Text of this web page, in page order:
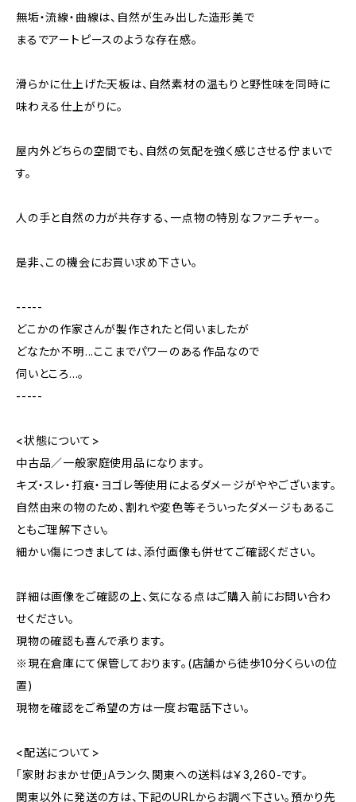
無垢・流線・曲線は、自然が生み出した造形美で
まるでアートピースのような存在感。
滑らかに仕上げた天板は、自然素材の温もりと野性味を同時に
味わえる仕上がりに。
屋内外どちらの空間でも、自然の気配を強く感じさせる佇まいで
す。
人の手と自然の力が共存する、一点物の特別なファニチャー。
是非、この機会にお買い求め下さい。
-----
どこかの作家さんが製作されたと伺いましたが
どなたか不明...ここまでパワーのある作品なので
伺いところ...。
-----
<状態について>
中古品／一般家庭使用品になります。
キズ・スレ・打痕・ヨゴレ等使用によるダメージがややございます。
自然由来の物のため、割れや変色等そういったダメージもあるこ
ともご理解下さい。
細かい傷につきましては、添付画像も併せてご確認ください。
詳細は画像をご確認の上、気になる点はご購入前にお問い合わ
せください。
現物の確認も喜んで承ります。
※現在倉庫にて保管しております。(店舗から徒歩10分くらいの位
置)
現物を確認をご希望の方は一度お電話下さい。
<配送について>
「家財おまかせ便」Aランク、関東への送料は￥3,260-です。
関東以外に発送の方は、下記のURLからお調べ下さい。預かり先